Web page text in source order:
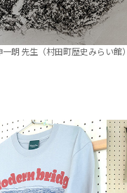
朗 先生（村田町歴史みらい館）